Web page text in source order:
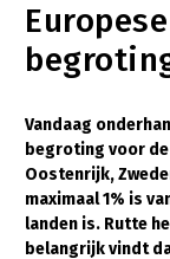
Goed eten
Mooi groen
Sterk
Thema’s
Europese
Vandaag
begroting voor de
Oostenrijk,
maximaal 1% is
landen is. Rutte
belangrijk vindt